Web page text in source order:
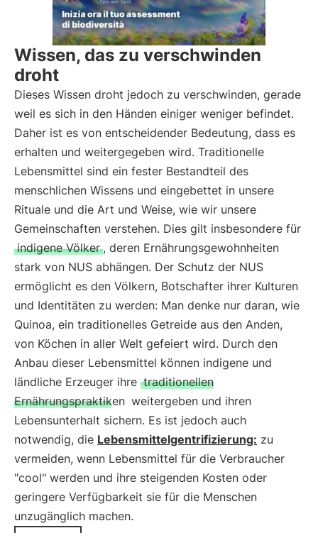
Wissen, das zu verschwinden
droht
Dieses Wissen droht jedoch zu verschwinden, gerade
weil es sich in den Händen einiger weniger befindet.
Daher ist es von entscheidender Bedeutung, dass es
erhalten und weitergegeben wird. Traditionelle
Lebensmittel sind ein fester Bestandteil des
menschlichen Wissens und eingebettet in unsere
Rituale und die Art und Weise, wie wir unsere
Gemeinschaften verstehen. Dies gilt insbesondere für
indigene Völker , deren Ernährungsgewohnheiten
stark von NUS abhängen. Der Schutz der NUS
ermöglicht es den Völkern, Botschafter ihrer Kulturen
und Identitäten zu werden: Man denke nur daran, wie
Quinoa, ein traditionelles Getreide aus den Anden,
von Köchen in aller Welt gefeiert wird. Durch den
Anbau dieser Lebensmittel können indigene und
ländliche Erzeuger ihre traditionellen
Ernährungspraktiken weitergeben und ihren
Lebensunterhalt sichern. Es ist jedoch auch
notwendig, die Lebensmittelgentrifizierung: zu
vermeiden, wenn Lebensmittel für die Verbraucher
"cool" werden und ihre steigenden Kosten oder
geringere Verfügbarkeit sie für die Menschen
unzugänglich machen.